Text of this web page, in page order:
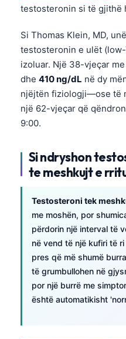
testosteronin si të gjithë
Si Thomas Klein, MD,
testosteronin e ulët
izoluar. Një 38-vjeçar me
dhe 410 ng/dL në dy
njëjtën fiziologji—ose të
një 62-vjeçar që
9:00.
Si ndryshon
te meshkujt e
Testosteroni tek
me moshën, por
përdorin një interval të
në vend të një kufiri të
pres që më shumë
të grumbullohen në
por një burrë me
është automatikisht